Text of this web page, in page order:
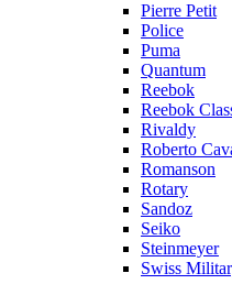
Pierre Petit
Police
Puma
Quantum
Reebok
Reebok
Rivaldy
Roberto
Romanson
Rotary
Sandoz
Seiko
Steinmeyer
Swiss